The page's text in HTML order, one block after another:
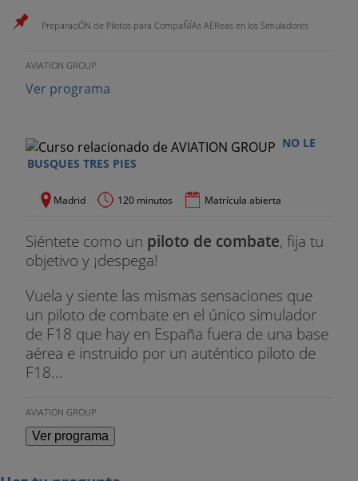
PreparaciÓN de Pilotos para CompaÑÍAs AÉReas en los Simuladores
AVIATION GROUP
Ver programa
NO LE
BUSQUES TRES PIES
Madrid 120 minutos Matrícula abierta
Siéntete como un piloto de combate, fija tu
objetivo y ¡despega!
Vuela y siente las mismas sensaciones que
un piloto de combate en el único simulador
de F18 que hay en España fuera de una base
aérea e instruido por un auténtico piloto de
F18...
AVIATION GROUP
Ver programa